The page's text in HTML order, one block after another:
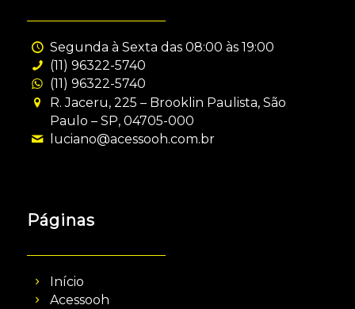
Segunda à Sexta das 08:00 às 19:00
(11) 96322-5740
(11) 96322-5740
R. Jaceru, 225 – Brooklin Paulista, São
Paulo – SP, 04705-000
luciano@acessooh.com.br
Páginas
Início
Acessooh